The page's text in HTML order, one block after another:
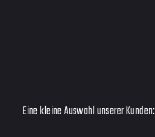
Eine kleine Auswahl unserer Kunden: